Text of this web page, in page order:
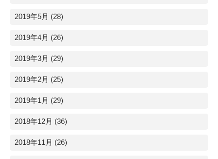
2019年5月 (28)
2019年4月 (26)
2019年3月 (29)
2019年2月 (25)
2019年1月 (29)
2018年12月 (36)
2018年11月 (26)